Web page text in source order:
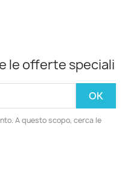
le offerte speciali
A questo scopo, cerca le